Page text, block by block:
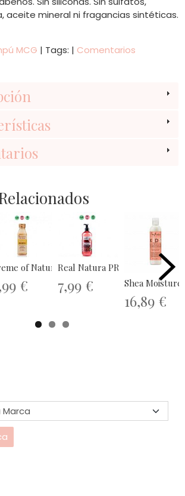
aceite mineral ni fragancias sintéticas.
MCG | Tags: | Comentarios
Mambo 85gr...
of Nature Pure Honey Moist....
€
Real Natura PRO-Vitamina
7,99 €
16,89 €